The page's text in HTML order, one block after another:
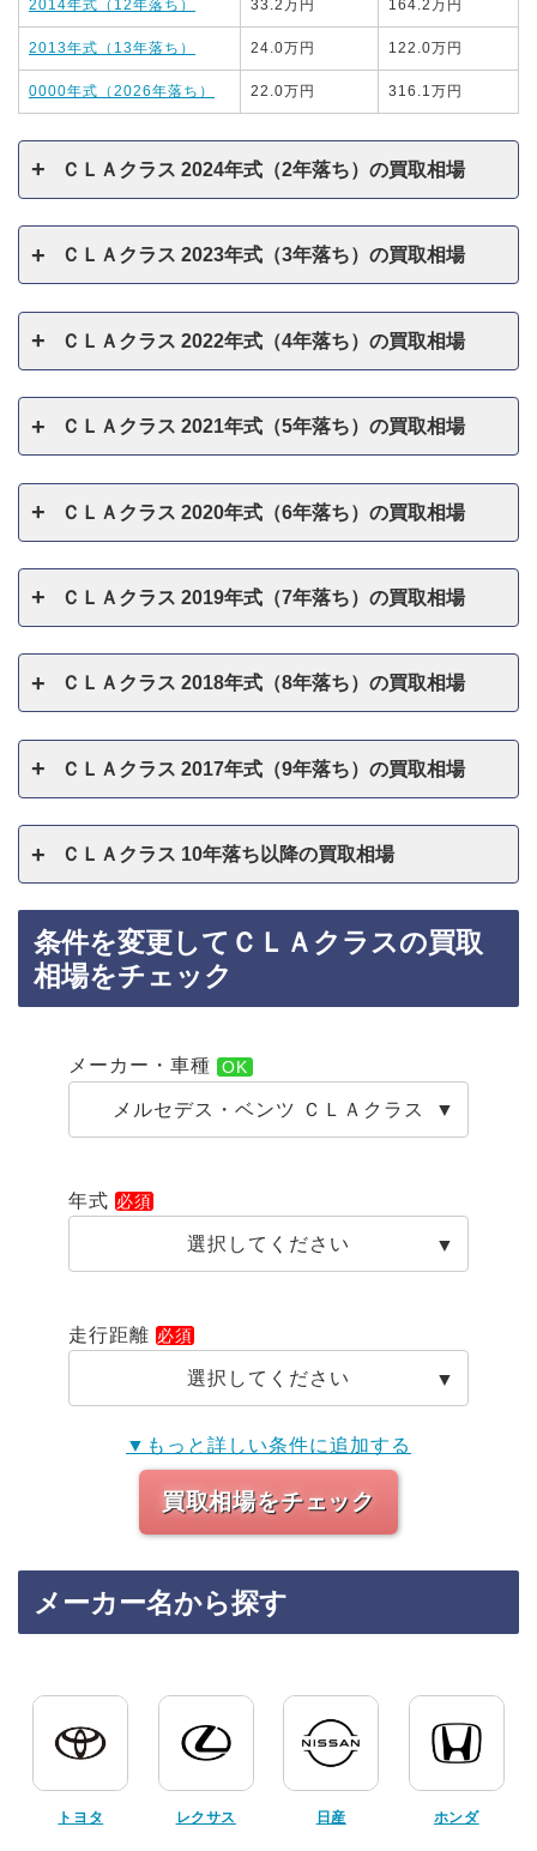
2014年式（12年落ち） 33.2万円 164.2万円
2013年式（13年落ち） 24.0万円 122.0万円
0000年式（2026年落ち） 22.0万円 316.1万円
ＣＬＡクラス 2024年式（2年落ち）の買取相場
ＣＬＡクラス 2023年式（3年落ち）の買取相場
ＣＬＡクラス 2022年式（4年落ち）の買取相場
ＣＬＡクラス 2021年式（5年落ち）の買取相場
ＣＬＡクラス 2020年式（6年落ち）の買取相場
ＣＬＡクラス 2019年式（7年落ち）の買取相場
ＣＬＡクラス 2018年式（8年落ち）の買取相場
ＣＬＡクラス 2017年式（9年落ち）の買取相場
ＣＬＡクラス 10年落ち以降の買取相場
条件を変更してＣＬＡクラスの買取
相場をチェック
メーカー・車種
メルセデス・ベンツ ＣＬＡクラス
年式
選択してください
走行距離
選択してください
▼もっと詳しい条件に追加する
買取相場をチェック
メーカー名から探す
トヨタ レクサス 日産 ホンダ